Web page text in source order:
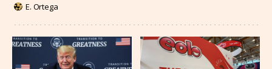
E. Ortega